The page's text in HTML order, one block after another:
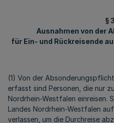
§ 3
Ausnahmen von der
für Ein- und Rückreisende
(1) Von der
erfasst sind Personen, die nur
Nordrhein-Westfalen einreisen.
Landes Nordrhein-Westfalen
verlassen, um die Durchreise